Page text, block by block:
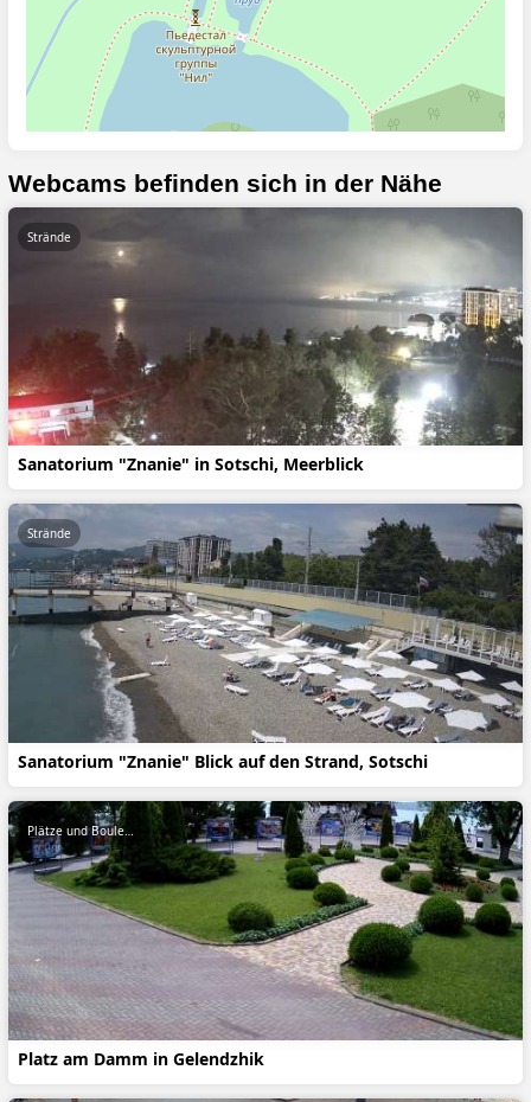
Webcams befinden sich in der Nähe
Sanatorium "Znanie" in Sotschi, Meerblick
Strände
Sanatorium "Znanie" Blick auf den Strand, Sotschi
Strände
Platz am Damm in Gelendzhik
Plätze und Boulevards